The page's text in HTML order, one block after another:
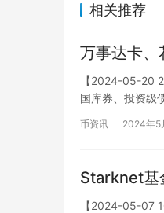
相关推荐
万事达卡、
【2024-05-20
国库券、投资级
币资讯 2024年5
Starknet基
【2024-05-07